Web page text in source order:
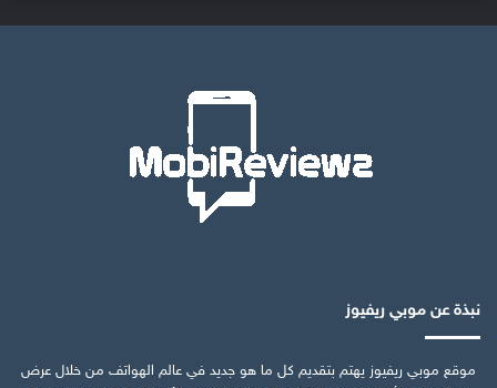
نبذة عن موبي ريفيوز
موقع موبي ريفيوز يهتم بتقديم كل ما هو جديد في عالم الهواتف من خلال عرض